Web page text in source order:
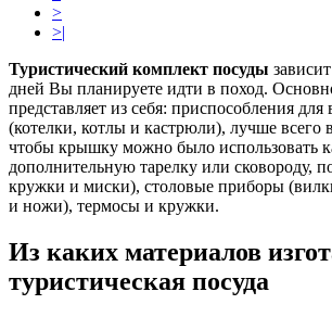
>
>|
Туристический комплект посуды
дней Вы планируете идти в поход.
представляет из себя: приспособления
(котелки, котлы и кастрюли), лучше всего
чтобы крышку можно было использовать
дополнительную тарелку или сковороду,
кружки и миски), столовые приборы
и ножи), термосы и кружки.
Из каких материалов
туристическая посуда